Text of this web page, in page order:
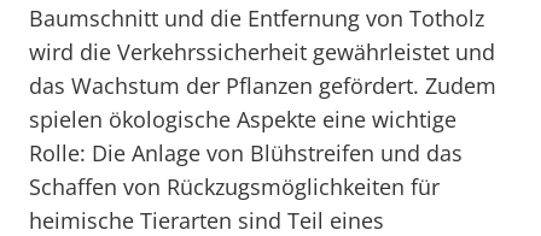
Baumschnitt und die Entfernung von Totholz
wird die Verkehrssicherheit gewährleistet und
das Wachstum der Pflanzen gefördert. Zudem
spielen ökologische Aspekte eine wichtige
Rolle: Die Anlage von Blühstreifen und das
Schaffen von Rückzugsmöglichkeiten für
heimische Tierarten sind Teil eines